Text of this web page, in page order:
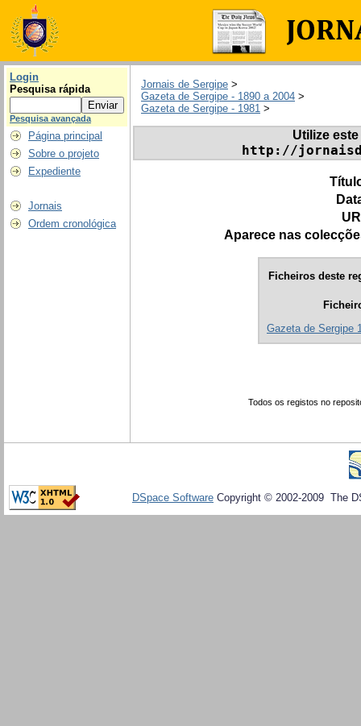
Login
Pesquisa rápida
Pesquisa avançada
Página principal
Sobre o projeto
Expediente
Jornais
Ordem cronológica
Jornais de Sergipe >
Gazeta de Sergipe - 1890 a 2004 >
Gazeta de Sergipe - 1981 >
Utilize
http://
Aparece nas
Ficheiros deste
Gazeta de Sergipe
Todos os registos no
DSpace Software Copyright © 2002-2009 The